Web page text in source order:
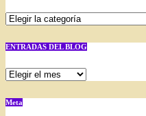
Categorías
ENTRADAS DEL BLOG
ENTRADAS
BLOG
Meta